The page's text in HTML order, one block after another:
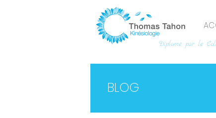
Diplomé par le
BLOG